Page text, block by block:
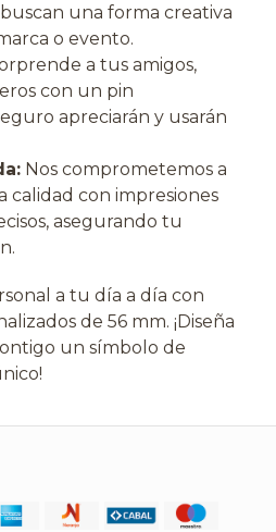
una forma creativa
o evento.
a tus amigos,
con un pin
apreciarán y usarán
Nos comprometemos a
calidad con impresiones
asegurando tu
a tu día a día con
de 56 mm. ¡Diseña
un símbolo de